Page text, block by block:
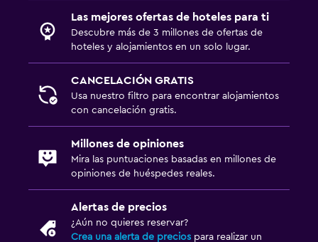
Las mejores ofertas de hoteles para ti
Descubre más de 3 millones de ofertas de
hoteles y alojamientos en un solo lugar.
CANCELACIÓN GRATIS
Usa nuestro filtro para encontrar alojamientos
con cancelación gratis.
Millones de opiniones
Mira las puntuaciones basadas en millones de
opiniones de huéspedes reales.
Alertas de precios
¿Aún no quieres reservar?
Crea una alerta de precios para realizar un